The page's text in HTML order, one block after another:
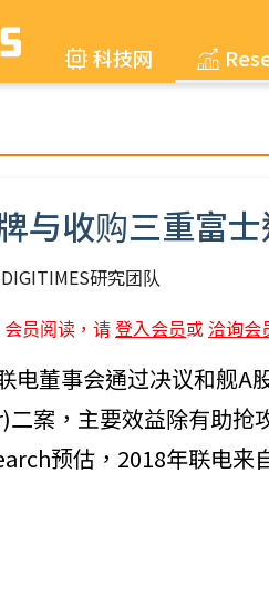
科技网
与收购三重富
DIGITIMES研究团队
员阅读，请登入会员或 洽询会
电董事会通过决议和舰
案，主要效益除有助抢
预估，2018年联电